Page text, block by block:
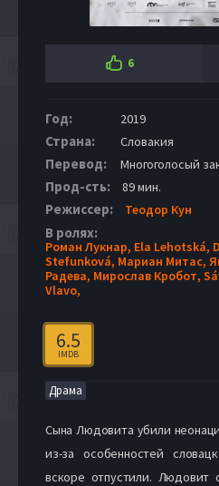
6
Год: 2019
Страна: Словакия
Перевод: Многоголосый
Прод-сть: 89 мин.
Режиссер: Теодор Кун
В ролях:
Роман Лукнар, Ela Lehotská,
Stefunková, Мариан Митас,
Радева, Мирослав Кробот,
Vlavo,
6.5
IMDB
Драма
Сына Людовита убили
из-за особенностей
вскоре отпустили. Людовит